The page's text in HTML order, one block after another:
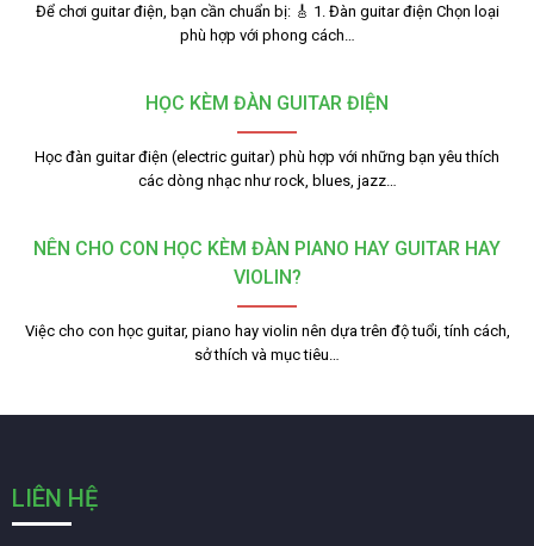
Để chơi guitar điện, bạn cần chuẩn bị: 🎸 1. Đàn guitar điện Chọn loại
phù hợp với phong cách…
HỌC KÈM ĐÀN GUITAR ĐIỆN
Học đàn guitar điện (electric guitar) phù hợp với những bạn yêu thích
các dòng nhạc như rock, blues, jazz…
NÊN CHO CON HỌC KÈM ĐÀN PIANO HAY GUITAR HAY
VIOLIN?
Việc cho con học guitar, piano hay violin nên dựa trên độ tuổi, tính cách,
sở thích và mục tiêu…
LIÊN HỆ